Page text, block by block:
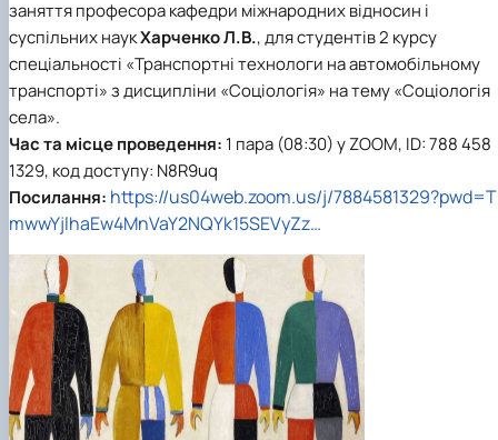
заняття професора кафедри міжнародних відносин і
суспільних наукХарченко Л.В., для студентів 2 курсу
спеціальності «Транспортні технологи на автомобільному
транспорті» з дисципліни «Соціологія» на тему «Соціологія
села».
Час та місце проведення: 1 пара (08:30) у ZOOM, ID: 788 458
1329, код доступу: N8R9uq
Посилання: https://us04web.zoom.us/j/7884581329?pwd=T
mwwYjlhaEw4MnVaY2NQYk15SEVyZz…